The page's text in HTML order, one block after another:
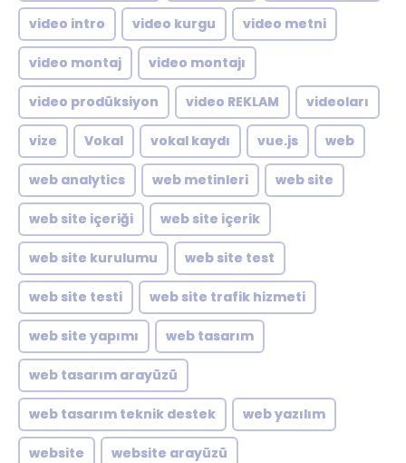
video intro video kurgu video metni
video montaj video montajı
video prodüksiyon video REKLAM videoları
vize Vokal vokal kaydı vue.js web
web analytics web metinleri web site
web site içeriği web site içerik
web site kurulumu web site test
web site testi web site trafik hizmeti
web site yapımı web tasarım
web tasarım arayüzü
web tasarım teknik destek web yazılım
website website arayüzü